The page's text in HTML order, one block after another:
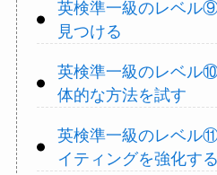
英検準一級のレベル
見つける
英検準一級のレベル
体的な方法を試す
英検準一級のレベル
イティングを強化する